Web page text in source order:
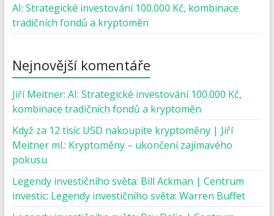
AI: Strategické investování 100.000 Kč, kombinace
tradičních fondů a kryptoměn
Nejnovější komentáře
Jiří Meitner: AI: Strategické investování 100.000 Kč,
kombinace tradičních fondů a kryptoměn
Když za 12 tisíc USD nakoupíte kryptoměny | Jiří
Meitner ml.: Kryptoměny – ukončení zajímavého
pokusu
Legendy investičního světa: Bill Ackman | Centrum
investic: Legendy investičního světa: Warren Buffet